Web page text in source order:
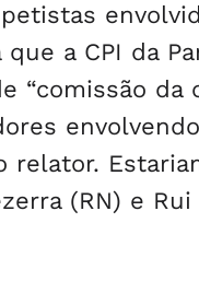
a CPI da
“comissão da
relator.
(RN) e